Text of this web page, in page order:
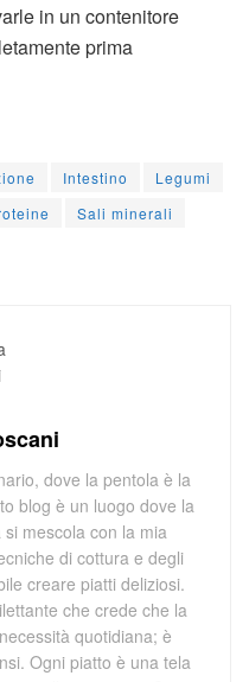
in un contenitore
prima
Intestino
Legumi
Sali minerali
dove la pentola è la
blog è un luogo dove la
mescola con la mia
di cottura e degli
creare piatti deliziosi.
che crede che la
quotidiana; è
Ogni piatto è una tela